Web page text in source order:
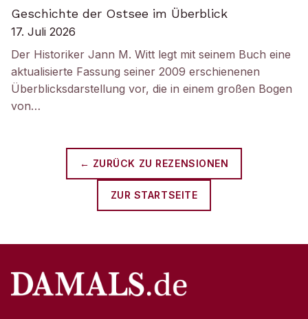
Geschichte der Ostsee im Überblick
17. Juli 2026
Der Historiker Jann M. Witt legt mit seinem Buch eine
aktualisierte Fassung seiner 2009 erschienenen
Überblicksdarstellung vor, die in einem großen Bogen
von…
← ZURÜCK ZU REZENSIONEN
ZUR STARTSEITE